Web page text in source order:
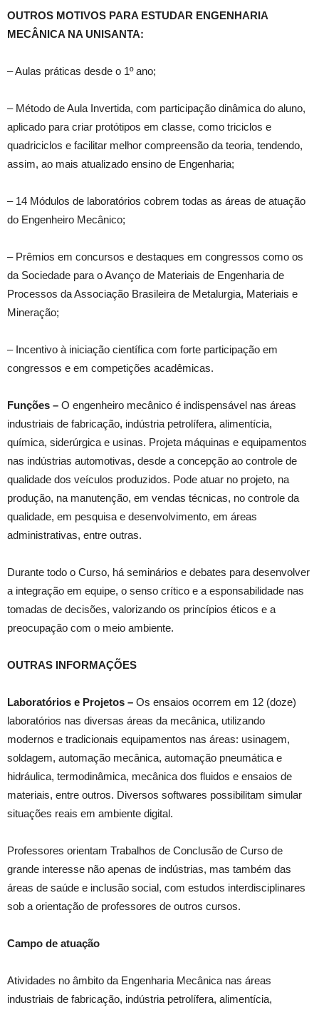
OUTROS MOTIVOS PARA ESTUDAR ENGENHARIA
MECÂNICA NA UNISANTA:
– Aulas práticas desde o 1º ano;
– Método de Aula Invertida, com participação dinâmica do aluno,
aplicado para criar protótipos em classe, como triciclos e
quadriciclos e facilitar melhor compreensão da teoria, tendendo,
assim, ao mais atualizado ensino de Engenharia;
– 14 Módulos de laboratórios cobrem todas as áreas de atuação
do Engenheiro Mecânico;
– Prêmios em concursos e destaques em congressos como os
da Sociedade para o Avanço de Materiais de Engenharia de
Processos da Associação Brasileira de Metalurgia, Materiais e
Mineração;
– Incentivo à iniciação científica com forte participação em
congressos e em competições acadêmicas.
Funções – O engenheiro mecânico é indispensável nas áreas
industriais de fabricação, indústria petrolífera, alimentícia,
química, siderúrgica e usinas. Projeta máquinas e equipamentos
nas indústrias automotivas, desde a concepção ao controle de
qualidade dos veículos produzidos. Pode atuar no projeto, na
produção, na manutenção, em vendas técnicas, no controle da
qualidade, em pesquisa e desenvolvimento, em áreas
administrativas, entre outras.
Durante todo o Curso, há seminários e debates para desenvolver
a integração em equipe, o senso crítico e a esponsabilidade nas
tomadas de decisões, valorizando os princípios éticos e a
preocupação com o meio ambiente.
OUTRAS INFORMAÇÕES
Laboratórios e Projetos – Os ensaios ocorrem em 12 (doze)
laboratórios nas diversas áreas da mecânica, utilizando
modernos e tradicionais equipamentos nas áreas: usinagem,
soldagem, automação mecânica, automação pneumática e
hidráulica, termodinâmica, mecânica dos fluidos e ensaios de
materiais, entre outros. Diversos softwares possibilitam simular
situações reais em ambiente digital.
Professores orientam Trabalhos de Conclusão de Curso de
grande interesse não apenas de indústrias, mas também das
áreas de saúde e inclusão social, com estudos interdisciplinares
sob a orientação de professores de outros cursos.
Campo de atuação
Atividades no âmbito da Engenharia Mecânica nas áreas
industriais de fabricação, indústria petrolífera, alimentícia,